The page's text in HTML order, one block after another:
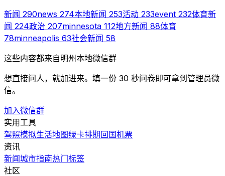
新闻 290news 274本地新闻 253活动 233event 232体育新
闻 224政治 207minnesota 112地方新闻 88体育
78minneapolis 63社会新闻 58
这些内容都来自明州本地微信群
想直接问人，就加进来。填一份 30 秒问卷即可拿到管理员微
信。
加入微信群
实用工具
驾照模拟生活地图绿卡排期回国机票
资讯
新闻城市指南热门标签
社区